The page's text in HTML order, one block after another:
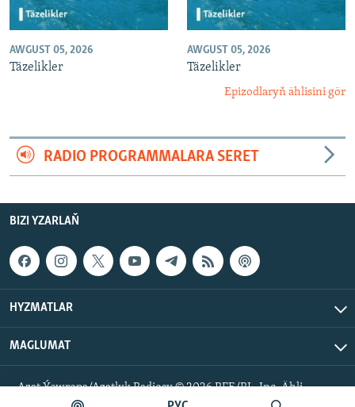
AWGUST 05, 2026
Täzelikler
AWGUST 05, 2026
Täzelikler
Epizodlaryň ählisini gör
RADIO PROGRAMMALARA SERET
BIZI YZARLAŇ
HYZMATLAR
MAGLUMAT
Azat Ýewropa/Azatlyk Radiosy © 2026 RFE/RL, Inc. Ähli
hukuklar goralan.